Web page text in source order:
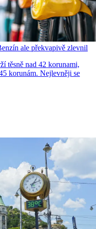
ale překvapivě zlevnil
těsně nad 42 korunami,
korunám. Nejlevněji se